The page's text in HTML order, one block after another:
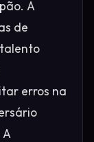
A
de
erros na
A